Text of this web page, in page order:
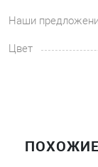
Наши
Цвет